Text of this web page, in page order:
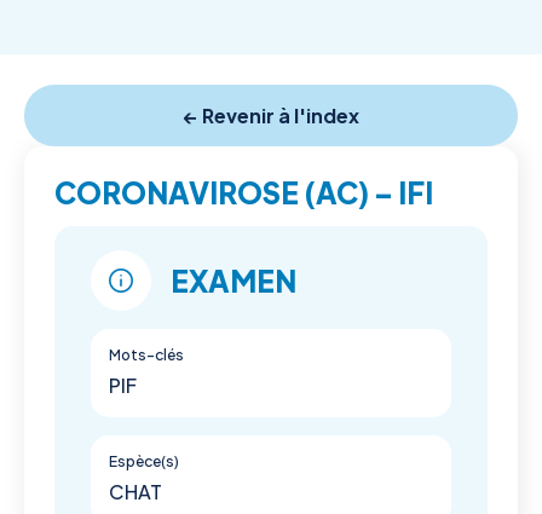
← Revenir à l'index
CORONAVIROSE (AC) – IFI
EXAMEN
Mots-clés
PIF
Espèce(s)
CHAT